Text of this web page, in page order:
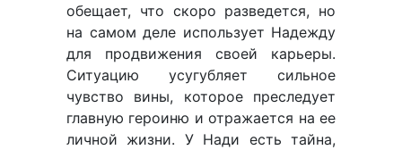
обещает, что скоро разведется, но
на самом деле использует Надежду
для продвижения своей карьеры.
Ситуацию усугубляет сильное
чувство вины, которое преследует
главную героиню и отражается на ее
личной жизни. У Нади есть тайна,